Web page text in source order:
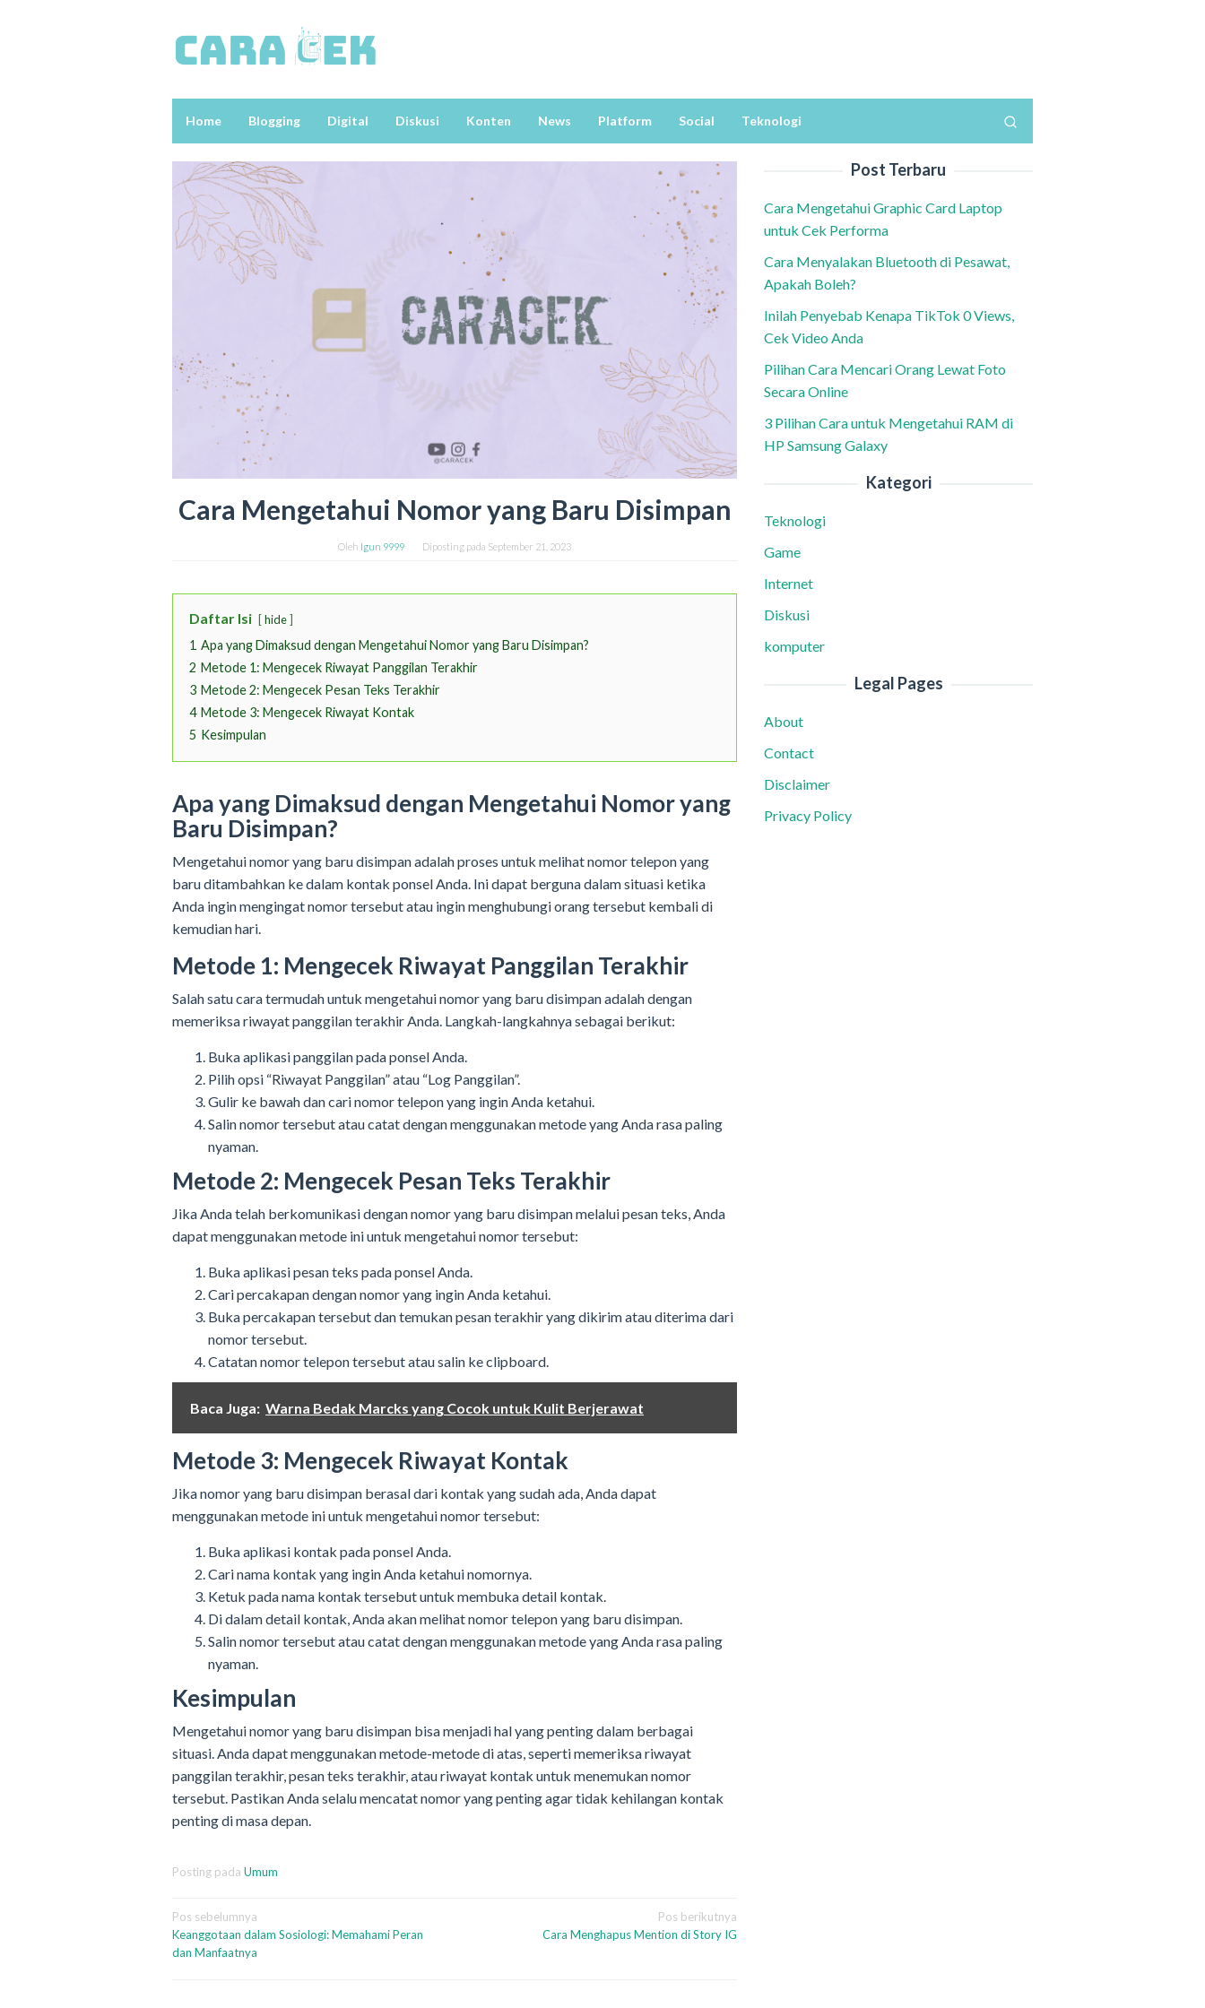
Home Blogging Digital Diskusi Konten News Platform Social Teknologi
Cara Mengetahui Nomor yang Baru Disimpan
Oleh Igun 9999 Diposting pada September 21, 2023
Daftar Isi hide
1 Apa yang Dimaksud dengan Mengetahui Nomor yang Baru Disimpan?
2 Metode 1: Mengecek Riwayat Panggilan Terakhir
3 Metode 2: Mengecek Pesan Teks Terakhir
4 Metode 3: Mengecek Riwayat Kontak
5 Kesimpulan
Apa yang Dimaksud dengan Mengetahui Nomor yang
Baru Disimpan?
Mengetahui nomor yang baru disimpan adalah proses untuk melihat nomor telepon yang
baru ditambahkan ke dalam kontak ponsel Anda. Ini dapat berguna dalam situasi ketika
Anda ingin mengingat nomor tersebut atau ingin menghubungi orang tersebut kembali di
kemudian hari.
Metode 1: Mengecek Riwayat Panggilan Terakhir
Salah satu cara termudah untuk mengetahui nomor yang baru disimpan adalah dengan
memeriksa riwayat panggilan terakhir Anda. Langkah-langkahnya sebagai berikut:
Buka aplikasi panggilan pada ponsel Anda.
Pilih opsi “Riwayat Panggilan” atau “Log Panggilan”.
Gulir ke bawah dan cari nomor telepon yang ingin Anda ketahui.
Salin nomor tersebut atau catat dengan menggunakan metode yang Anda rasa paling
nyaman.
Metode 2: Mengecek Pesan Teks Terakhir
Jika Anda telah berkomunikasi dengan nomor yang baru disimpan melalui pesan teks, Anda
dapat menggunakan metode ini untuk mengetahui nomor tersebut:
Buka aplikasi pesan teks pada ponsel Anda.
Cari percakapan dengan nomor yang ingin Anda ketahui.
Buka percakapan tersebut dan temukan pesan terakhir yang dikirim atau diterima dari
nomor tersebut.
Catatan nomor telepon tersebut atau salin ke clipboard.
Baca Juga: Warna Bedak Marcks yang Cocok untuk Kulit Berjerawat
Metode 3: Mengecek Riwayat Kontak
Jika nomor yang baru disimpan berasal dari kontak yang sudah ada, Anda dapat
menggunakan metode ini untuk mengetahui nomor tersebut:
Buka aplikasi kontak pada ponsel Anda.
Cari nama kontak yang ingin Anda ketahui nomornya.
Ketuk pada nama kontak tersebut untuk membuka detail kontak.
Di dalam detail kontak, Anda akan melihat nomor telepon yang baru disimpan.
Salin nomor tersebut atau catat dengan menggunakan metode yang Anda rasa paling
nyaman.
Kesimpulan
Mengetahui nomor yang baru disimpan bisa menjadi hal yang penting dalam berbagai
situasi. Anda dapat menggunakan metode-metode di atas, seperti memeriksa riwayat
panggilan terakhir, pesan teks terakhir, atau riwayat kontak untuk menemukan nomor
tersebut. Pastikan Anda selalu mencatat nomor yang penting agar tidak kehilangan kontak
penting di masa depan.
Posting pada Umum
Navigasi
pos
Pos sebelumnya
Keanggotaan dalam Sosiologi: Memahami Peran
dan Manfaatnya
Pos berikutnya
Cara Menghapus Mention di Story IG
Post Terbaru
Cara Mengetahui Graphic Card Laptop
untuk Cek Performa
Cara Menyalakan Bluetooth di Pesawat,
Apakah Boleh?
Inilah Penyebab Kenapa TikTok 0 Views,
Cek Video Anda
Pilihan Cara Mencari Orang Lewat Foto
Secara Online
3 Pilihan Cara untuk Mengetahui RAM di
HP Samsung Galaxy
Kategori
Teknologi
Game
Internet
Diskusi
komputer
Legal Pages
About
Contact
Disclaimer
Privacy Policy